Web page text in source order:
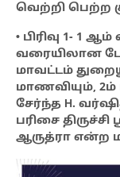
வெற்றி பெற்ற
• பிரிவு 1- 1
வரையிலான
மாவட்டம்
மாணவியும், 2ம்
சேர்ந்த H.
பரிசை
ஆருத்ரா என்ற